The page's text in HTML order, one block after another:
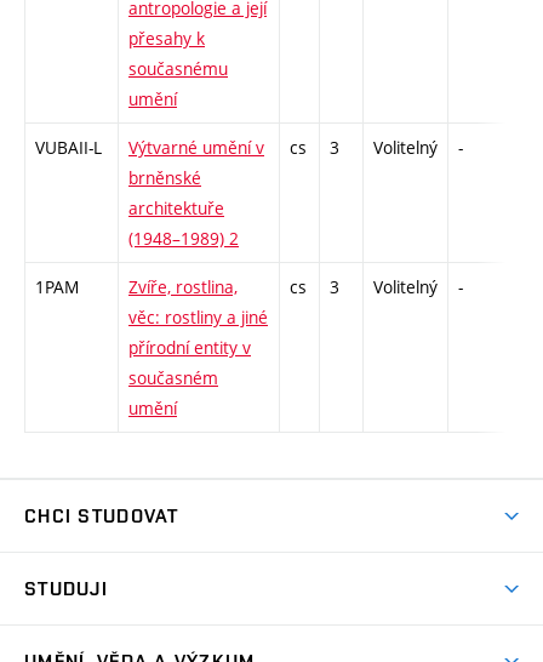
antropologie a její
přesahy k
současnému
umění
VUBAII-L
Výtvarné umění v
brněnské
architektuře
(1948–1989) 2
cs 3 Volitelný -
1PAM
Zvíře, rostlina,
věc: rostliny a jiné
přírodní entity v
současném
umění
cs 3 Volitelný -
CHCI STUDOVAT
Přijímačky
STUDUJI